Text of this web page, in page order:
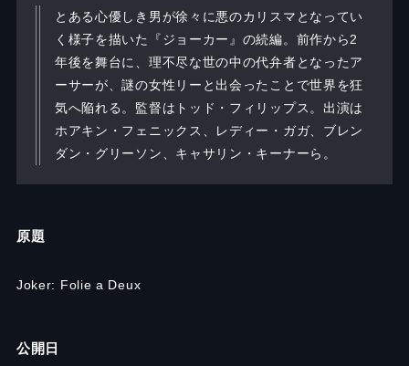
とある心優しき男が徐々に悪のカリスマとなってい
く様子を描いた『ジョーカー』の続編。前作から2
年後を舞台に、理不尽な世の中の代弁者となったア
ーサーが、謎の女性リーと出会ったことで世界を狂
気へ陥れる。監督はトッド・フィリップス。出演は
ホアキン・フェニックス、レディー・ガガ、ブレン
ダン・グリーソン、キャサリン・キーナーら。
原題
Joker: Folie a Deux
公開日